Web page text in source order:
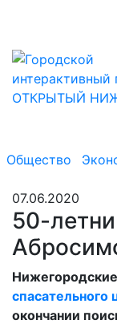
Общество
07.06.2020
50-
спасательного
окончании